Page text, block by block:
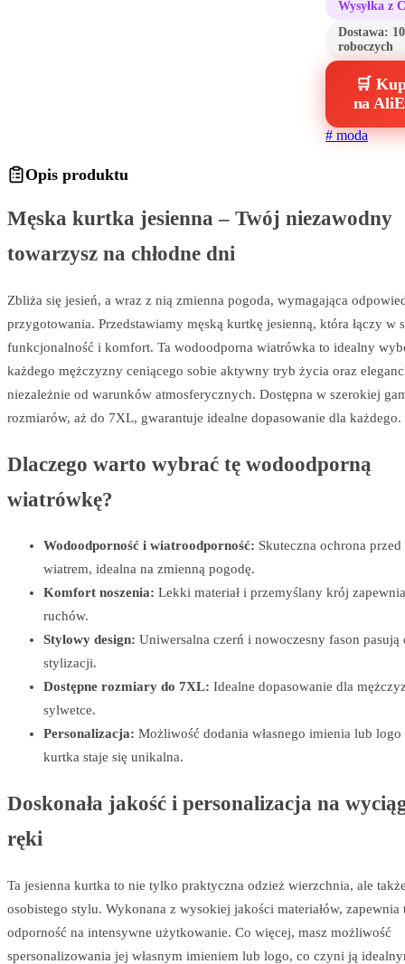
Wysyłka z
Dostawa:
roboczych
🛒
na
#moda
Opis produktu
Męska kurtka jesienna – Twój niezawodny
towarzysz na chłodne dni
Zbliża się jesień, a wraz z nią zmienna pogoda, wymagająca
przygotowania. Przedstawiamy męską kurtkę jesienną, która łączy w
funkcjonalność i komfort. Ta wodoodporna wiatrówka to idealny
każdego mężczyzny ceniącego sobie aktywny tryb życia oraz
niezależnie od warunków atmosferycznych. Dostępna w szerokiej
rozmiarów, aż do 7XL, gwarantuje idealne dopasowanie dla każdego.
Dlaczego warto wybrać tę wodoodporną
wiatrówkę?
Wodoodporność i wiatroodporność: Skuteczna ochrona przed
wiatrem, idealna na zmienną pogodę.
Komfort noszenia: Lekki materiał i przemyślany krój
ruchów.
Stylowy design: Uniwersalna czerń i nowoczesny fason pasują
stylizacji.
Dostępne rozmiary do 7XL: Idealne dopasowanie dla
sylwetce.
Personalizacja: Możliwość dodania własnego imienia lub logo
kurtka staje się unikalna.
Doskonała jakość i personalizacja na
ręki
Ta jesienna kurtka to nie tylko praktyczna odzież wierzchnia, ale
osobistego stylu. Wykonana z wysokiej jakości materiałów, zapewnia
odporność na intensywne użytkowanie. Co więcej, masz możliwość
spersonalizowania jej własnym imieniem lub logo, co czyni ją